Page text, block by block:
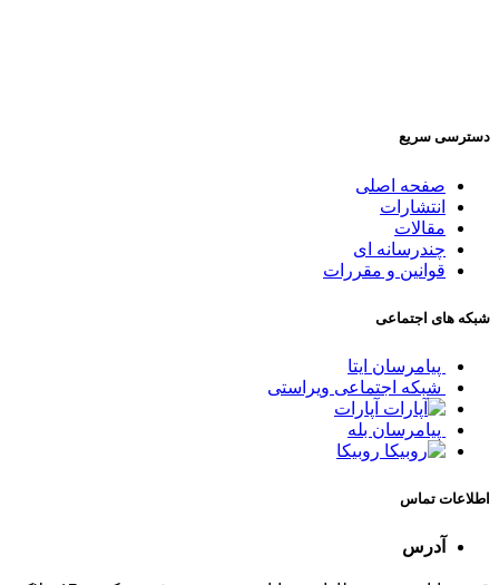
دسترسی سریع
صفحه اصلی
انتشارات
مقالات
چندرسانه ای
قوانین و مقررات
شبکه های اجتماعی
پیامرسان ایتا
شبکه اجتماعی ویراستی
آپارات
پیامرسان بله
روبیکا
اطلاعات تماس
آدرس